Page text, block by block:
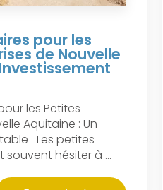
pour les
de Nouvelle
les Petites
Aquitaine : Un
Les petites
hésiter à ...